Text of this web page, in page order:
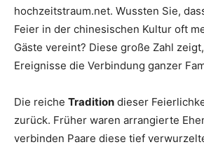
das
Thema
Hochzeit
hochzeitstraum.net. Wussten Sie,
Feier in der chinesischen Kultur oft
Gäste vereint? Diese große Zahl
Ereignisse die Verbindung ganzer
Die reiche Tradition dieser
zurück. Früher waren arrangierte
verbinden Paare diese tief